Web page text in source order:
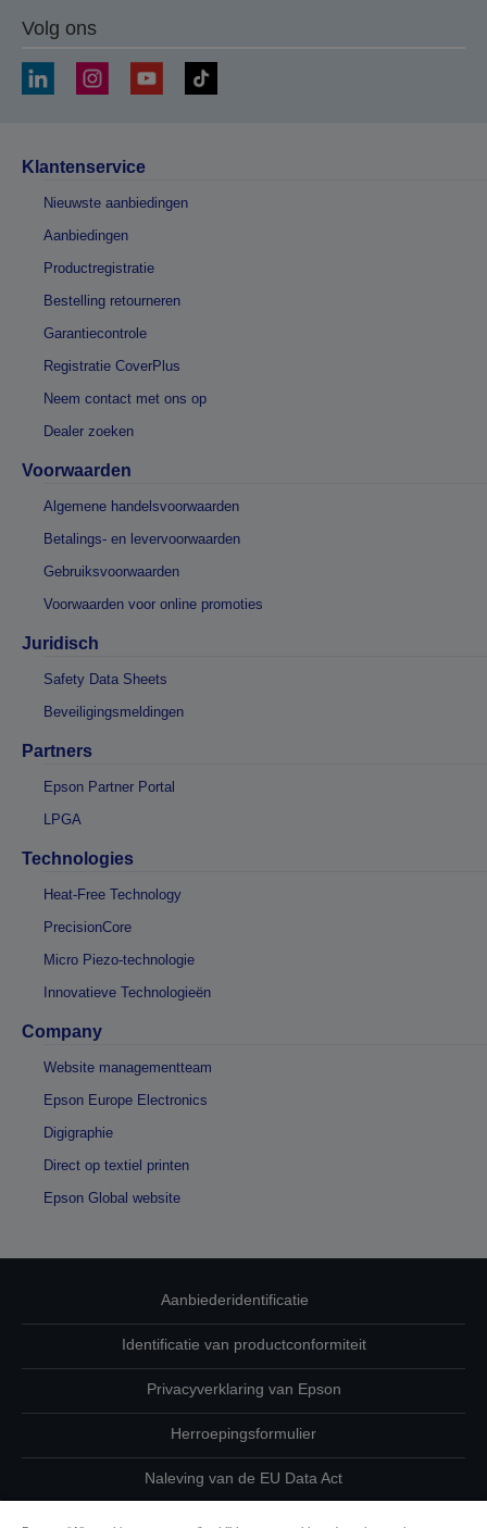
Volg ons
Klantenservice
Nieuwste aanbiedingen
Aanbiedingen
Productregistratie
Bestelling retourneren
Garantiecontrole
Registratie CoverPlus
Neem contact met ons op
Dealer zoeken
Voorwaarden
Algemene handelsvoorwaarden
Betalings- en levervoorwaarden
Gebruiksvoorwaarden
Voorwaarden voor online promoties
Juridisch
Safety Data Sheets
Beveiligingsmeldingen
Partners
Epson Partner Portal
LPGA
Technologies
Heat-Free Technology
PrecisionCore
Micro Piezo-technologie
Innovatieve Technologieën
Company
Website managementteam
Epson Europe Electronics
Digigraphie
Direct op textiel printen
Epson Global website
Aanbiederidentificatie
Identificatie van productconformiteit
Privacyverklaring van Epson
Herroepingsformulier
Naleving van de EU Data Act
Neem contact met ons op betreffende uw gegevens